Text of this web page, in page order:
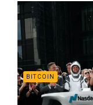
BITCOIN